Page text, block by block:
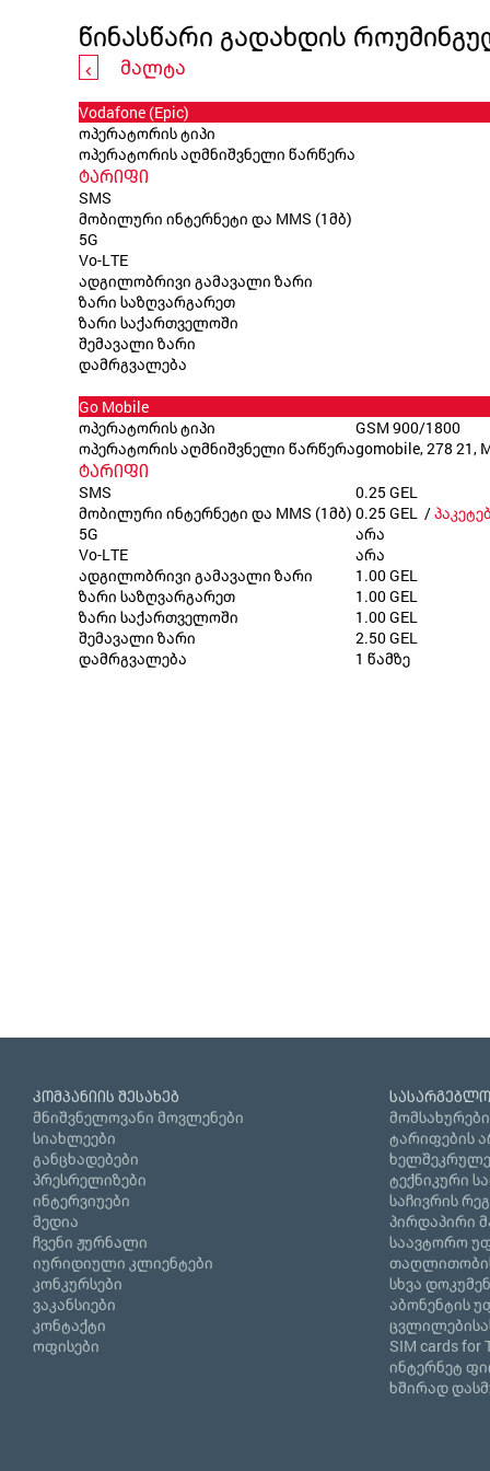
წინასწარი გადახდის
მალტა
Vodafone (Epic)
ოპერატორის ტიპი
ოპერატორის აღმნიშვნელი წარწერა
ტარიფი
SMS
მობილური ინტერნეტი და MMS (1მბ)
5G
Vo-LTE
ადგილობრივი გამავალი ზარი
ზარი საზღვარგარეთ
ზარი საქართველოში
შემავალი ზარი
დამრგვალება
Go Mobile
ოპერატორის ტიპი
GSM 900/1800
ოპერატორის აღმნიშვნელი წარწერაgomobile, 278 21,
ტარიფი
SMS
0.25 GEL
მობილური ინტერნეტი და MMS (1მბ) 0.25 GEL /
5G
არა
Vo-LTE
არა
ადგილობრივი გამავალი ზარი
1.00 GEL
ზარი საზღვარგარეთ
1.00 GEL
ზარი საქართველოში
1.00 GEL
შემავალი ზარი
2.50 GEL
დამრგვალება
1 წამზე
კომპანიის შესახებ
მნიშვნელოვანი მოვლენები
სიახლეები
განცხადებები
პრესრელიზები
ინტერვიუები
მედია
ჩვენი ჟურნალი
იურიდიული კლიენტები
კონკურსები
ვაკანსიები
კონტაქტი
ოფისები
ტარიფების
ტექნიკური
საჩივრის
პირდაპირი
საავტორო
სხვა
აბონენტის
SIM cards for
ინტერნეტ
ხშირად